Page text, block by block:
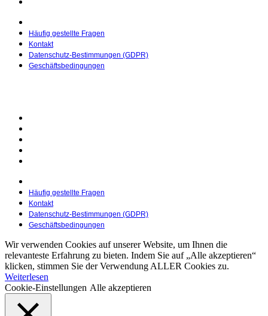
Häufig gestellte Fragen
Kontakt
Datenschutz-Bestimmungen (GDPR)
Geschäftsbedingungen
Häufig gestellte Fragen
Kontakt
Datenschutz-Bestimmungen (GDPR)
Geschäftsbedingungen
Wir verwenden Cookies auf unserer Website, um Ihnen die
relevanteste Erfahrung zu bieten. Indem Sie auf „Alle akzeptieren“
klicken, stimmen Sie der Verwendung ALLER Cookies zu.
Weiterlesen
Cookie-Einstellungen Alle akzeptieren